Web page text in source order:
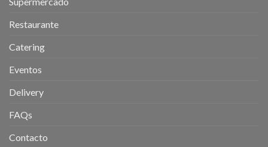
Restaurante
Catering
Eventos
Delivery
FAQs
Contacto